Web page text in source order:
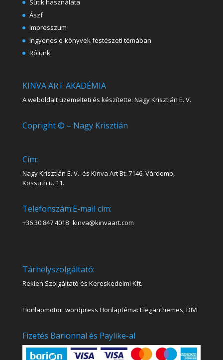
Sütik használata
Ászf
Impresszum
Ingyenes e-könyvek festészeti témában
Rólunk
KINVA ART AKADÉMIA
A weboldalt üzemelteti és készítette: Nagy Krisztián E. V.
Copright © – Nagy Krisztián
Cím:
Nagy Krisztián E. V. és Kinva Art Bt. 7146. Várdomb,
Kossuth u. 11.
Telefonszám:
+36 30 847 4018
E-mail cím:
kinva@kinvaart.com
Tárhelyszolgáltató:
Reklen Szolgáltató és Kereskedelmi Kft.
Honlapmotor: wordpress Honlaptéma: Eleganthemes, DIVI
Fizetés Barionnal és Paylike-al